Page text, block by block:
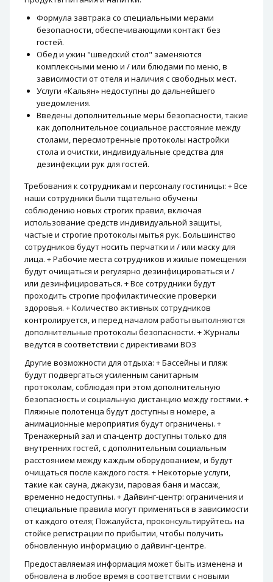
Формула завтрака со специальными мерами
безопасности, обеспечивающими контакт без
гостей.
Обед и ужин "шведский стол" заменяются
комплексными меню и / или блюдами по меню, в
зависимости от отеля и наличия с свободных мест.
Услуги «Кальян» недоступны до дальнейшего
уведомления.
Введены дополнительные меры безопасности, такие
как дополнительное социальное расстояние между
столами, пересмотренные протоколы настройки
стола и очистки, индивидуальные средства для
дезинфекции рук для гостей.
Требования к сотрудникам и персоналу гостиницы: + Все
наши сотрудники были тщательно обучены
соблюдению новых строгих правил, включая
использование средств индивидуальной защиты,
частые и строгие протоколы мытья рук. Большинство
сотрудников будут носить перчатки и / или маску для
лица. + Рабочие места сотрудников и жилые помещения
будут очищаться и регулярно дезинфицироваться и /
или дезинфицироваться. + Все сотрудники будут
проходить строгие профилактические проверки
здоровья. + Количество активных сотрудников
контролируется, и перед началом работы выполняются
дополнительные протоколы безопасности. + Журналы
ведутся в соответствии с директивами ВОЗ
Другие возможности для отдыха: + Бассейны и пляж
будут подвергаться усиленным санитарным
протоколам, соблюдая при этом дополнительную
безопасность и социальную дистанцию ​​между гостями. +
Пляжные полотенца будут доступны в номере, а
анимационные мероприятия будут ограничены. +
Тренажерный зал и спа-центр доступны только для
внутренних гостей, с дополнительным социальным
расстоянием между каждым оборудованием, и будут
очищаться после каждого гостя. + Некоторые услуги,
такие как сауна, джакузи, паровая баня и массаж,
временно недоступны. + Дайвинг-центр: ограничения и
специальные правила могут применяться в зависимости
от каждого отеля; Пожалуйста, проконсультируйтесь на
стойке регистрации по прибытии, чтобы получить
обновленную информацию о дайвинг-центре.
Предоставляемая информация может быть изменена и
обновлена ​​в любое время в соответствии с новыми